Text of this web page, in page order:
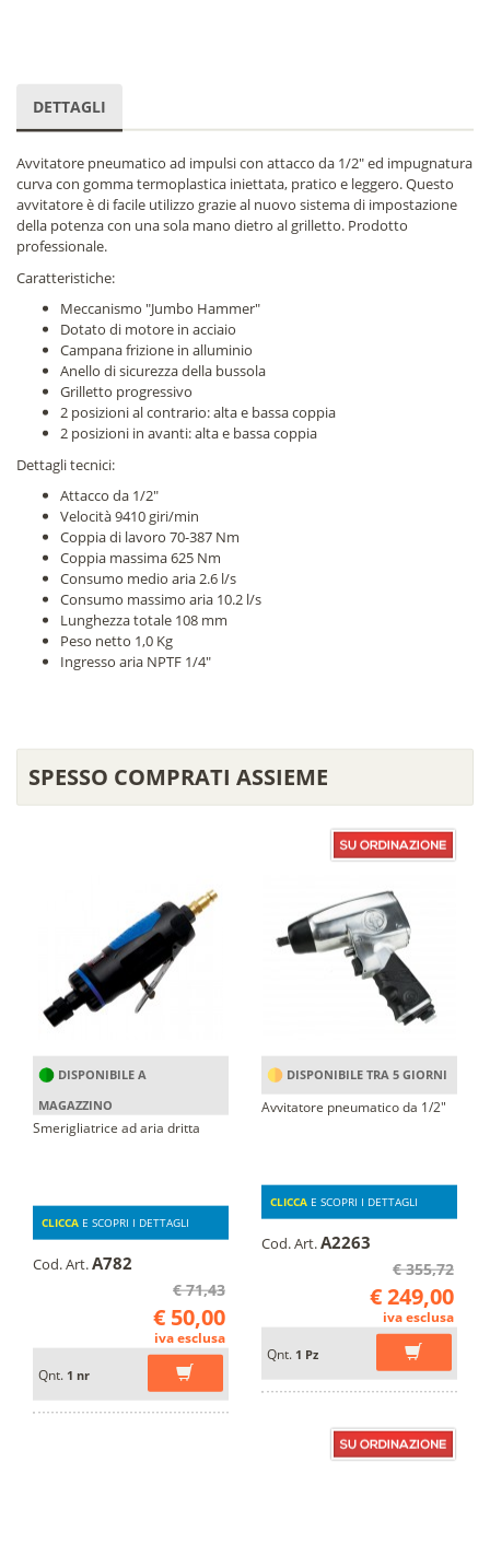
DETTAGLI
Avvitatore pneumatico ad impulsi con attacco da 1/2" ed impugnatura
curva con gomma termoplastica iniettata, pratico e leggero. Questo
avvitatore è di facile utilizzo grazie al nuovo sistema di impostazione
della potenza con una sola mano dietro al grilletto. Prodotto
professionale.
Caratteristiche:
Meccanismo "Jumbo Hammer"
Dotato di motore in acciaio
Campana frizione in alluminio
Anello di sicurezza della bussola
Grilletto progressivo
2 posizioni al contrario: alta e bassa coppia
2 posizioni in avanti: alta e bassa coppia
Dettagli tecnici:
Attacco da 1/2"
Velocità 9410 giri/min
Coppia di lavoro 70-387 Nm
Coppia massima 625 Nm
Consumo medio aria 2.6 l/s
Consumo massimo aria 10.2 l/s
Lunghezza totale 108 mm
Peso netto 1,0 Kg
Ingresso aria NPTF 1/4"
SPESSO COMPRATI ASSIEME
DISPONIBILE A
MAGAZZINO
Smerigliatrice ad aria dritta
CLICCA E SCOPRI I DETTAGLI
Cod. Art.A782
€ 71,43
€ 50,00
iva esclusa
Qnt. 1 nr
DISPONIBILE TRA 5 GIORNI
Avvitatore pneumatico da 1/2"
CLICCA E SCOPRI I DETTAGLI
Cod. Art.A2263
€ 355,72
€ 249,00
iva esclusa
Qnt. 1 Pz